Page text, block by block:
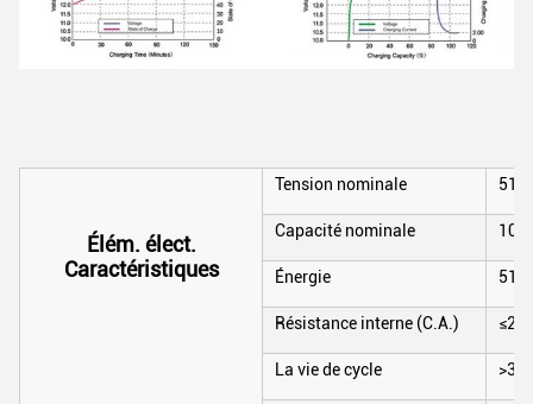
Élém. élect.
Caractéristiques
Tension nominale
Capacité nominale
Énergie
Résistance interne (C.A.)
La vie de cycle